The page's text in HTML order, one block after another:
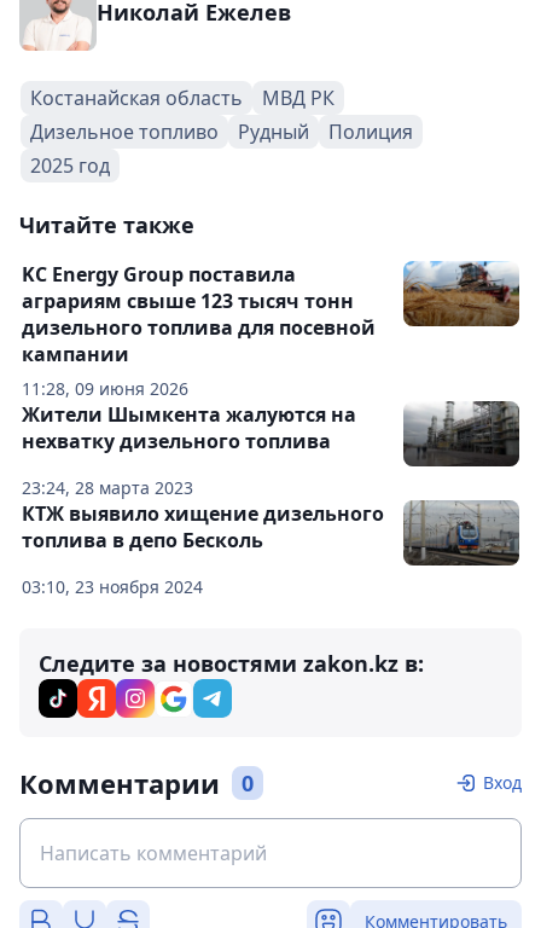
Николай Ежелев
Костанайская область
МВД РК
Дизельное топливо
Рудный
Полиция
2025 год
Читайте также
11:28, 09 июня 2026
KC Energy Group поставила
аграриям свыше 123 тысяч тонн
дизельного топлива для посевной
кампании
23:24, 28 марта 2023
Жители Шымкента жалуются на
нехватку дизельного топлива
03:10, 23 ноября 2024
КТЖ выявило хищение дизельного
топлива в депо Бесколь
Следите за новостями zakon.kz в:
Комментарии 0 Вход
Комментировать